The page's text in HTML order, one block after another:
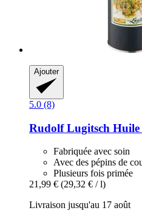
Ajouter
5.0 (8)
Rudolf Lugitsch Huile
Fabriquée avec soin
Avec des pépins de
Plusieurs fois primée
21,99 € (29,32 € / l)
Livraison jusqu'au 17 août